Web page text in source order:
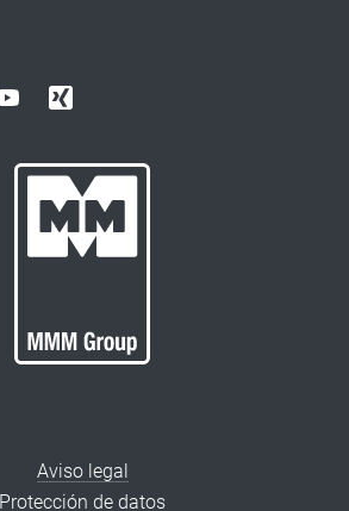
Aviso legal
Protección de datos